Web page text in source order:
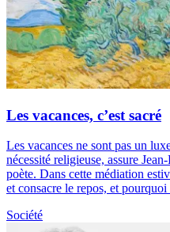
Les vacances, c’est sacré
Les vacances ne sont pas un
nécessité religieuse, assure
poète. Dans cette médiation
et consacre le repos, et pourquoi
Société